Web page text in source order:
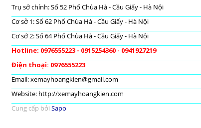
Trụ sở chính: Số 52 Phố Chùa Hà - Cầu Giấy - Hà Nội
Cơ sở 1: Số 62 Phố Chùa Hà - Cầu Giấy - Hà Nội
Cơ sở 2: Số 64 Phố Chùa Hà - Cầu Giấy - Hà Nội
Hotline: 0976555223 - 0915254360 - 0941927219
Điện thoại: 0976555223
Email: xemayhoangkien@gmail.com
Website: http://xemayhoangkien.com
Cung cấp bởi Sapo